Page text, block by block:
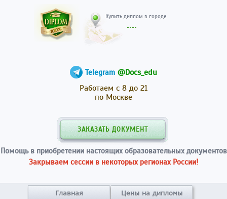
Telegram @Docs_edu
Работаем с 8 до 21
по Москве
ЗАКАЗАТЬ ДОКУМЕНТ
Помощь в приобретении настоящих образовательных документов
Закрываем сессии в некоторых регионах России!
Главная Цены на дипломы